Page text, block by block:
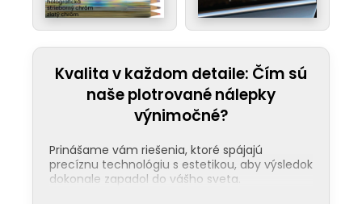
Kvalita v každom detaile: Čím sú
naše plotrované nálepky
výnimočné?
Prinášame vám riešenia, ktoré spájajú
precíznu technológiu s estetikou, aby výsledok
dokonale zapadol do vášho sveta.